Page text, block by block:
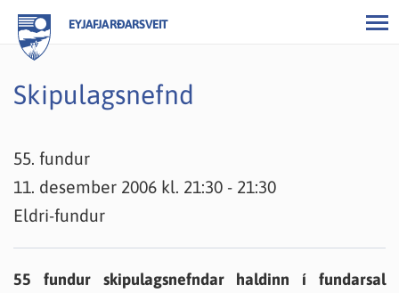
EYJAFJARÐARSVEIT
Skipulagsnefnd
55. fundur
11. desember 2006 kl. 21:30 - 21:30
Eldri-fundur
55 fundur skipulagsnefndar haldinn í fundarsal